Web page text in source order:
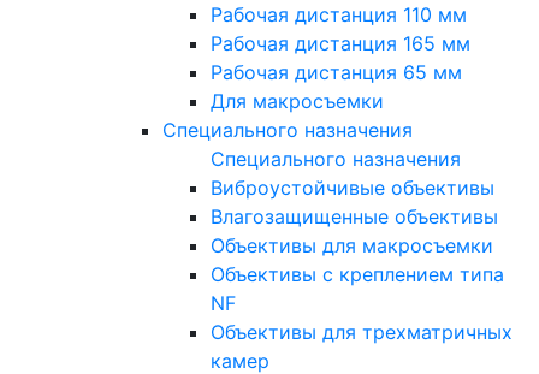
Рабочая дистанция 110 мм
Рабочая дистанция 165 мм
Рабочая дистанция 65 мм
Для макросъемки
Специального назначения
Специального назначения
Виброустойчивые объективы
Влагозащищенные объективы
Объективы для макросъемки
Объективы с креплением типа
NF
Объективы для трехматричных
камер